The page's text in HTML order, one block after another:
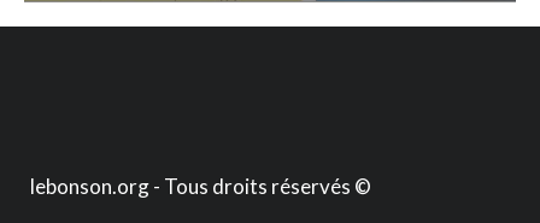
lebonson.org - Tous droits réservés ©